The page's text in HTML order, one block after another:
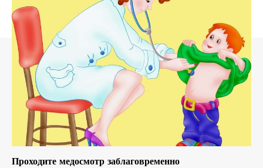
Проходите медосмотр заблаговременно